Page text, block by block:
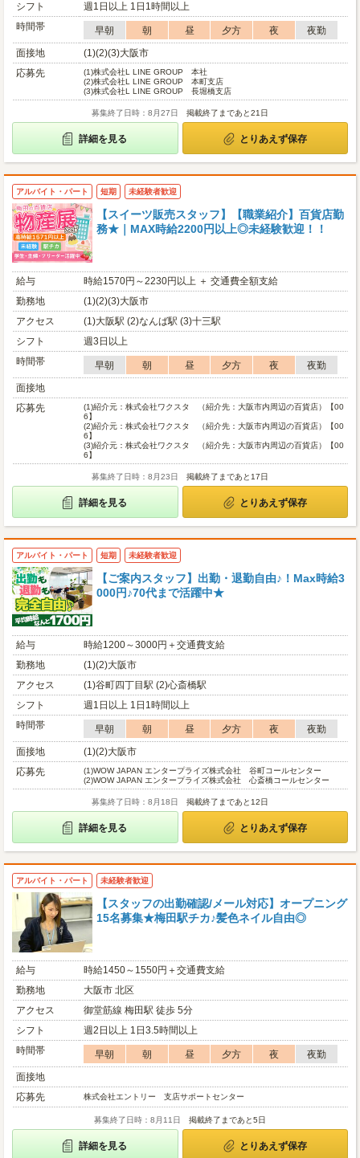
シフト
週1日以上 1日1時間以上
時間帯
早朝 朝 昼 夕方 夜
夜勤
面接地
(1)(2)(3)大阪市
応募先
(1)株式会社L LINE GROUP 本社
(2)株式会社L LINE GROUP 本町支店
(3)株式会社L LINE GROUP 長堀橋支店
募集終了日時：8月27日 掲載終了まであと21日
詳細を見る とりあえず保存
アルバイト・パート 短期 未経験者歓迎
【スイーツ販売スタッフ】【職業紹介】百貨店勤
務★｜MAX時給2200円以上◎未経験歓迎！！
給与
時給1570円～2230円以上 ＋ 交通費全額支給
勤務地
(1)(2)(3)大阪市
アクセス
(1)大阪駅 (2)なんば駅 (3)十三駅
シフト
週3日以上
時間帯
早朝 朝 昼 夕方 夜
夜勤
面接地
応募先
(1)紹介元：株式会社ワクスタ （紹介先：大阪市内周辺の百貨店）【00
6】
(2)紹介元：株式会社ワクスタ （紹介先：大阪市内周辺の百貨店）【00
6】
(3)紹介元：株式会社ワクスタ （紹介先：大阪市内周辺の百貨店）【00
6】
募集終了日時：8月23日 掲載終了まであと17日
詳細を見る とりあえず保存
アルバイト・パート 短期 未経験者歓迎
【ご案内スタッフ】出勤・退勤自由♪！Max時給3
000円♪70代まで活躍中★
給与
時給1200～3000円＋交通費支給
勤務地
(1)(2)大阪市
アクセス
(1)谷町四丁目駅 (2)心斎橋駅
シフト
週1日以上 1日1時間以上
時間帯
早朝 朝 昼 夕方 夜
夜勤
面接地
(1)(2)大阪市
応募先
(1)WOW JAPAN エンタープライズ株式会社 谷町コールセンター
(2)WOW JAPAN エンタープライズ株式会社 心斎橋コールセンター
募集終了日時：8月18日 掲載終了まであと12日
詳細を見る とりあえず保存
アルバイト・パート 未経験者歓迎
【スタッフの出勤確認/メール対応】オープニング
15名募集★梅田駅チカ♪髪色ネイル自由◎
給与
時給1450～1550円＋交通費支給
勤務地
大阪市 北区
アクセス
御堂筋線 梅田駅 徒歩 5分
シフト
週2日以上 1日3.5時間以上
時間帯
早朝 朝 昼 夕方 夜
夜勤
面接地
応募先
株式会社エントリー 支店サポートセンター
募集終了日時：8月11日 掲載終了まであと5日
詳細を見る とりあえず保存